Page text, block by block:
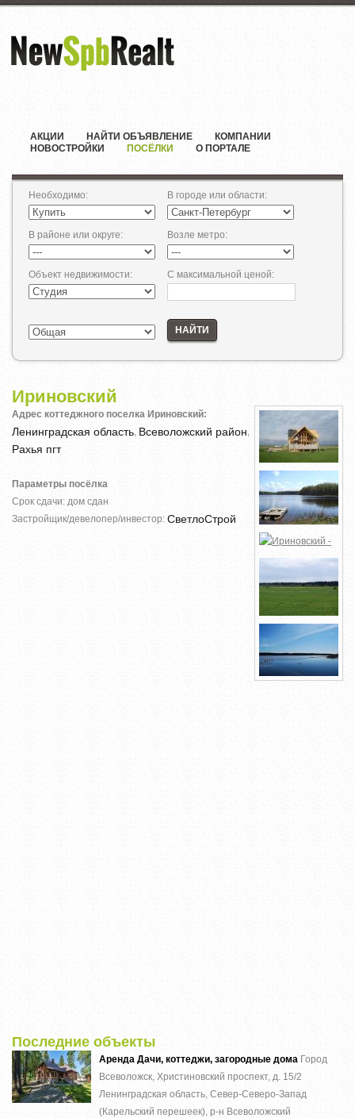
АКЦИИ НАЙТИ ОБЪЯВЛЕНИЕ
КОМПАНИИ
НОВОСТРОЙКИ
ПОСЁЛКИ О ПОРТАЛЕ
Необходимо: В городе или области:
В районе или округе: Возле метро:
Объект недвижимости: С максимальной ценой:
НАЙТИ
Ириновский
Адрес коттеджного поселка Ириновский:
Ленинградская область Всеволожский район
Рахья пгт
Параметры посёлка
Срок сдачи: дом сдан
Застройщик/девелопер/инвестор: СветлоСтрой
Последние объекты
Аренда Дачи, коттеджи, загородные дома Город
Всеволожск, Христиновский проспект, д. 15/2
Ленинградская область, Север-Северо-Запад
(Карельский перешеек), р-н Всеволожский